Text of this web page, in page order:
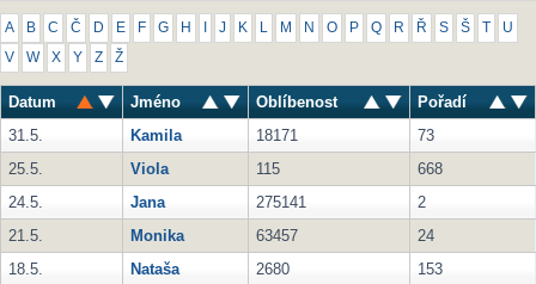
A B C Č D E F G H J K M N O P Q R Ř S Š U
V W X Y Z Ž
Datum Jméno Oblíbenost
Pořadí
31.5.
Kamila 18171
73
25.5.
Viola 115
668
24.5.
Jana 275141
2
21.5.
Monika 63457
24
18.5.
Nataša 2680
153